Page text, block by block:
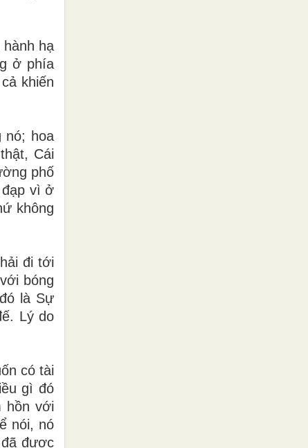
hạ
ở phía
khiến
nó; hoa
Cái
phố
đạp vì ở
không
đi tới
bóng
là Sự
Lý do
có tài
gì đó
hồn với
nói, nó
được